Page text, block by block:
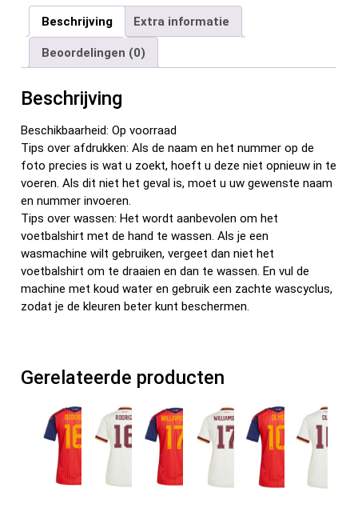
ce
b
o
o
k
tt
er
ail er
es
t
d
di
t
ke
dI
n
e
n
Beschrijving Extra informatie
Beoordelingen (0)
Beschrijving
Beschikbaarheid: Op voorraad
Tips over afdrukken: Als de naam en het nummer op de
foto precies is wat u zoekt, hoeft u deze niet opnieuw in te
voeren. Als dit niet het geval is, moet u uw gewenste naam
en nummer invoeren.
Tips over wassen: Het wordt aanbevolen om het
voetbalshirt met de hand te wassen. Als je een
wasmachine wilt gebruiken, vergeet dan niet het
voetbalshirt om te draaien en dan te wassen. En vul de
machine met koud water en gebruik een zachte wascyclus,
zodat je de kleuren beter kunt beschermen.
Gerelateerde producten